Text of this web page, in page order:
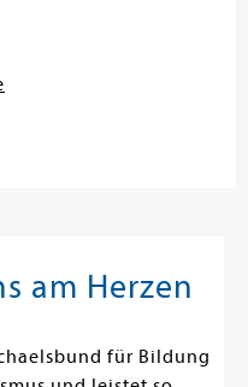
am Herzen
für Bildung